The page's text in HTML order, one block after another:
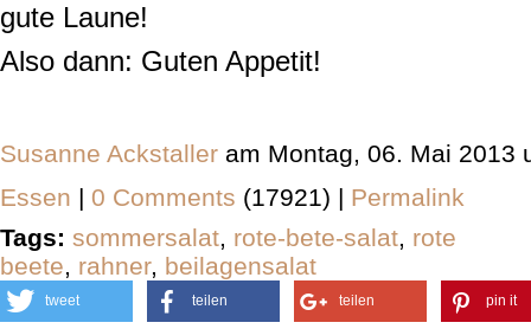
gute Laune!
Also dann: Guten Appetit!
Susanne Ackstaller am Montag, 06. Mai 2013
Essen | 0 Comments (17921) | Permalink
Tags: sommersalat, rote-bete-salat, rote
beete, rahner, beilagensalat
tweet teilen teilen pin it